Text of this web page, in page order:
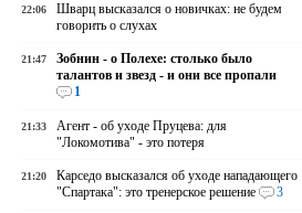
22:06
Шварц высказался о новичках: не будем
говорить о слухах
21:47
Зобнин - о Полехе: столько было
талантов и звезд - и они все пропали
1
21:33
Агент - об уходе Пруцева: для
"Локомотива" - это потеря
21:20
Карседо высказался об уходе нападающего
"Спартака": это тренерское решение
3